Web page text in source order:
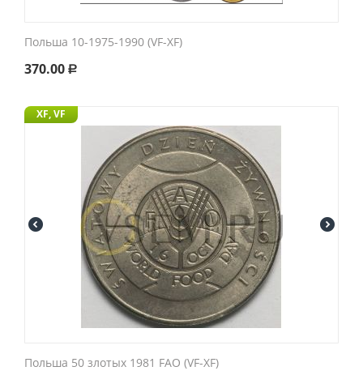
Польша 10-1975-1990 (VF-XF)
370.00 Р
XF, VF
Польша 50 злотых 1981 FAO (VF-XF)